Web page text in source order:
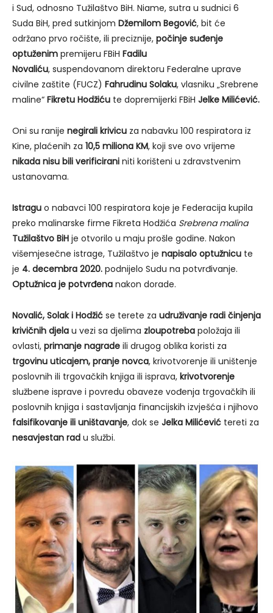
i Sud, odnosno Tužilaštvo BiH. Niame, sutra u sudnici 6
Suda BiH, pred sutkinjom Džemilom Begović, bit će
održano prvo ročište, ili preciznije, počinje suđenje
optuženim premijeru FBiH Fadilu
Novaliću, suspendovanom direktoru Federalne uprave
civilne zaštite (FUCZ) Fahrudinu Solaku, vlasniku „Srebrene
maline“ Fikretu Hodžiću te dopremijerki FBiH Jelke Milićević.
Oni su ranije negirali krivicu za nabavku 100 respiratora iz
Kine, plaćenih za 10,5 miliona KM, koji sve ovo vrijeme
nikada nisu bili verificirani niti korišteni u zdravstvenim
ustanovama.
Istragu o nabavci 100 respiratora koje je Federacija kupila
preko malinarske firme Fikreta Hodžića Srebrena malina
Tužilaštvo BiH je otvorilo u maju prošle godine. Nakon
višemjesečne istrage, Tužilaštvo je napisalo optužnicu te
je 4. decembra 2020. podnijelo Sudu na potvrđivanje.
Optužnica je potvrđena nakon dorade.
Novalić, Solak i Hodžić se terete za udruživanje radi činjenja
krivičnih djela u vezi sa djelima zloupotreba položaja ili
ovlasti, primanje nagrade ili drugog oblika koristi za
trgovinu uticajem, pranje novca, krivotvorenje ili uništenje
poslovnih ili trgovačkih knjiga ili isprava, krivotvorenje
službene isprave i povredu obaveze vođenja trgovačkih ili
poslovnih knjiga i sastavljanja financijskih izvješća i njihovo
falsifikovanje ili uništavanje, dok se Jelka Milićević tereti za
nesavjestan rad u službi.